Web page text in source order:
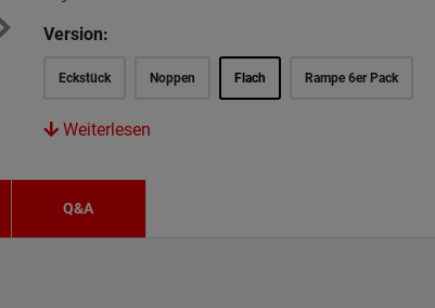
Version:
Eckstück Noppen Flach Rampe 6er Pack
Weiterlesen
Q&A